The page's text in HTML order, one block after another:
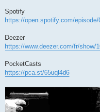
Spotify
https://open.spotify.com/
Deezer
https://www.deezer.com/fr/show/
PocketCasts
https://pca.st/65uql4d6